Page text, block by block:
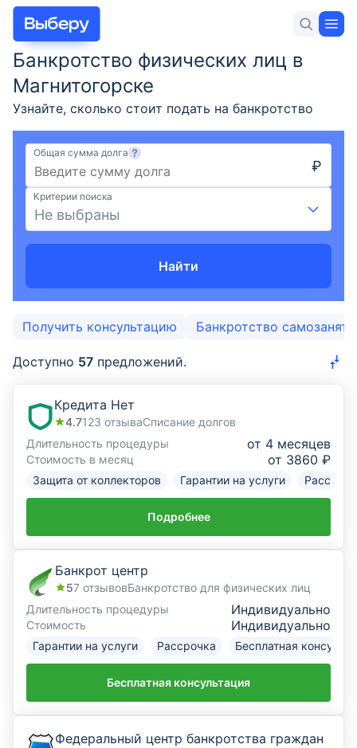
Для себя Для бизнеса Новости и статьи
Вклады
Кредиты
Карты
Страхование
Инвестиции
Банкротство физических лиц в
Магнитогорске
Узнайте, сколько стоит подать на банкротство
гражданина, условия оформления и требования
для объявления физического лица банкротом,
порядок процедуры в Магнитогорске в 2026 году.
Юридическая помощь в списании долгов по
кредитам.
Общая сумма долга
₽
Критерии поиска
Не выбраны
Найти
Получить консультацию Банкротство
Доступно 57 предложений.
Кредита Нет
4.7123 отзываСписание долгов
Длительность процедуры
от 4 месяцев
Стоимость в месяц от 3860 ₽
Защита от коллекторов Гарантии на услуги
Подробнее
Банкрот центр
57 отзывовБанкротство для физических лиц
Длительность процедуры
Индивидуально
Стоимость Индивидуально
Гарантии на услуги Рассрочка Бесплатная
Бесплатная консультация
Федеральный центр банкротства граждан